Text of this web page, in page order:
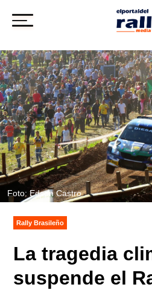
Foto: Edson Castro
Rally Brasileño
La tragedia
suspende el